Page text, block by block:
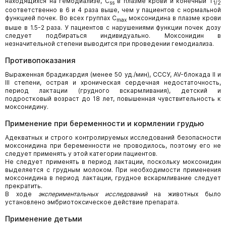
ss 1/2
соответственно в 6 и 4 раза выше, чем у пациентов с нормальной
функцией почек. Во всех группах Cmax моксонидина в плазме крови
выше в 1.5-2 раза. У пациентов с нарушениями функции почек дозу
следует подбираться индивидуально. Моксонидин в
незначительной степени выводится при проведении гемодиализа.
Противопоказания
Выраженная брадикардия (менее 50 уд./мин), СССУ, AV-блокада II и
III степени, острая и хроническая сердечная недостаточность,
период лактации (грудного вскармливания), детский и
подростковый возраст до 18 лет, повышенная чувствительность к
моксонидину.
Применение при беременности и кормлении грудью
Адекватных и строго контролируемых исследований безопасности
моксонидина при беременности не проводилось, поэтому его не
следует применять у этой категории пациентов.
Не следует применять в период лактации, поскольку моксонидин
выделяется с грудным молоком. При необходимости применения
моксонидина в период лактации, грудное вскармливание следует
прекратить.
В ходе экспериментальных исследований на животных было
установлено эмбриотоксическое действие препарата.
Применение детьми